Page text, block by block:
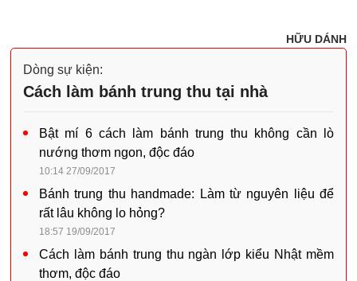
HỮU DÁNH
Dòng sự kiện:
Cách làm bánh trung thu tại nhà
Bật mí 6 cách làm bánh trung thu không cần lò
nướng thơm ngon, độc đáo
10:14 27/09/2017
Bánh trung thu handmade: Làm từ nguyên liệu để
rất lâu không lo hỏng?
18:57 19/09/2017
Cách làm bánh trung thu ngàn lớp kiểu Nhật mềm
thơm, độc đáo